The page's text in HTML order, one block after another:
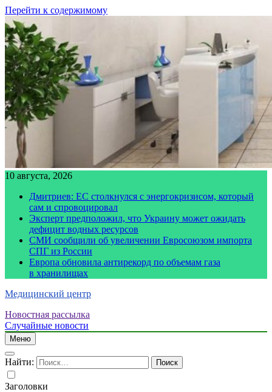
Перейти к содержимому
10 августа, 2026
Дмитриев: ЕС столкнулся с энергокризисом, который
сам и спровоцировал
Эксперт предположил, что Украину может ожидать
дефицит водных ресурсов
СМИ сообщили об увеличении Евросоюзом импорта
СПГ из России
Европа обновила антирекорд по объемам газа
в хранилищах
Медицинский центр
Новостная рассылка
Случайные новости
Меню
Найти:
Заголовки